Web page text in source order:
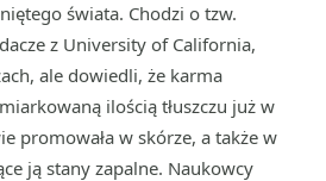
świata. Chodzi o tzw.
z University of California,
ale dowiedli, że karma
ilością tłuszczu już w
promowała w skórze, a także w
ją stany zapalne. Naukowcy